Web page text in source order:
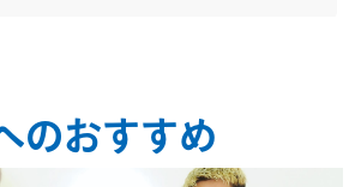
のおすすめ